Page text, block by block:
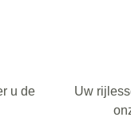
u de
Uw